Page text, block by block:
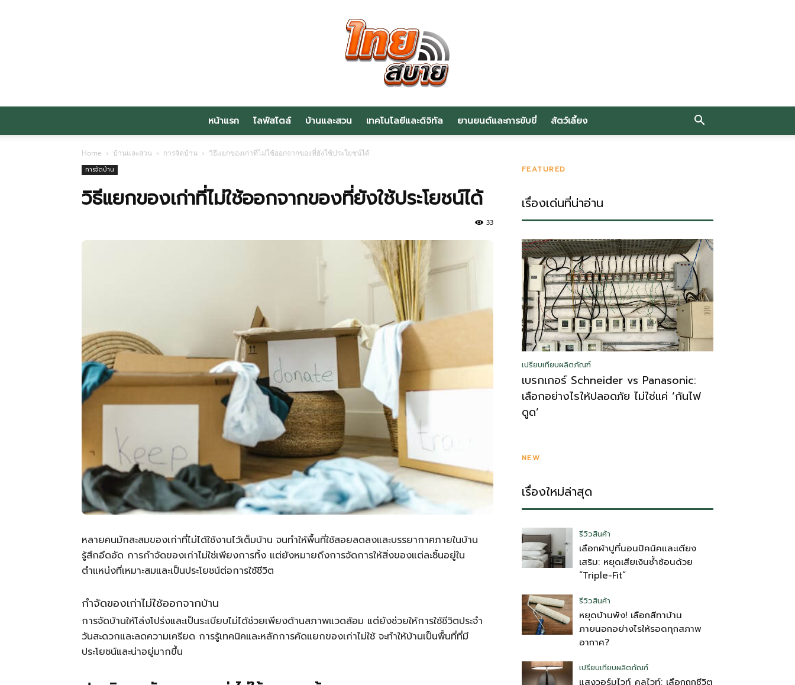
รู้
วา
ไร
หน้าแรก ไลฟ์สไตล์ บ้านและสวน เทคโนโลยีและดิจิทัล ยานยนต์และการขับขี่ สัตว์เลี้ยง
Home บ้านและสวน การจัดบ้าน วิธีแยกของเก่าที่ไม่ใช้ออกจากของที่ยังใช้ประโยชน์ได้
การจัดบ้าน
วิธีแยกของเก่าที่ไม่ใช้ออกจากของที่ยังใช้ประโยชน์ได้
33
หลายคนมักสะสมของเก่าที่ไม่ได้ใช้งานไว้เต็มบ้าน จนทำให้พื้นที่ใช้สอยลดลงและบรรยากาศภายในบ้าน
รู้สึกอึดอัด การกำจัดของเก่าไม่ใช่เพียงการทิ้ง แต่ยังหมายถึงการจัดการให้สิ่งของแต่ละชิ้นอยู่ใน
ตำแหน่งที่เหมาะสมและเป็นประโยชน์ต่อการใช้ชีวิต
กำจัดของเก่าไม่ใช้ออกจากบ้าน
การจัดบ้านให้โล่งโปร่งและเป็นระเบียบไม่ได้ช่วยเพียงด้านสภาพแวดล้อม แต่ยังช่วยให้การใช้ชีวิตประจำ
วันสะดวกและลดความเครียด การรู้เทคนิคและหลักการคัดแยกของเก่าไม่ใช้ จะทำให้บ้านเป็นพื้นที่ที่มี
ประโยชน์และน่าอยู่มากขึ้น
FEATURED
เรื่องเด่นที่น่าอ่าน
เปรียบเทียบผลิตภัณฑ์
เบรกเกอร์ Schneider vs Panasonic:
เลือกอย่างไรให้ปลอดภัย ไม่ใช่แค่ ‘กันไฟ
ดูด’
NEW
เรื่องใหม่ล่าสุด
รีวิวสินค้า
เลือกผ้าปูที่นอนปิคนิคและเตียง
เสริม: หยุดเสียเงินซ้ำซ้อนด้วย
“Triple-Fit”
รีวิวสินค้า
หยุดบ้านพัง! เลือกสีทาบ้าน
ภายนอกอย่างไรให้รอดทุกสภาพ
อากาศ?
เปรียบเทียบผลิตภัณฑ์
แสงวอร์มไวท์ คูลไวท์: เลือกถูกชีวิต